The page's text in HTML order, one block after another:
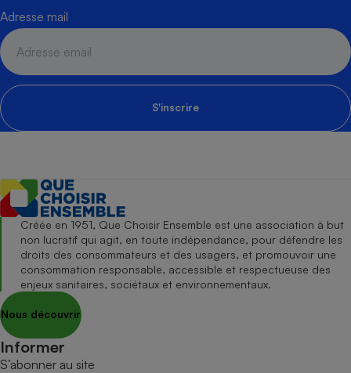
Adresse mail
S'inscrire
Créée en 1951, Que Choisir Ensemble est une association à but
non lucratif qui agit, en toute indépendance, pour défendre les
droits des consommateurs et des usagers, et promouvoir une
consommation responsable, accessible et respectueuse des
enjeux sanitaires, sociétaux et environnementaux.
Nous découvrir
Informer
S’abonner au site